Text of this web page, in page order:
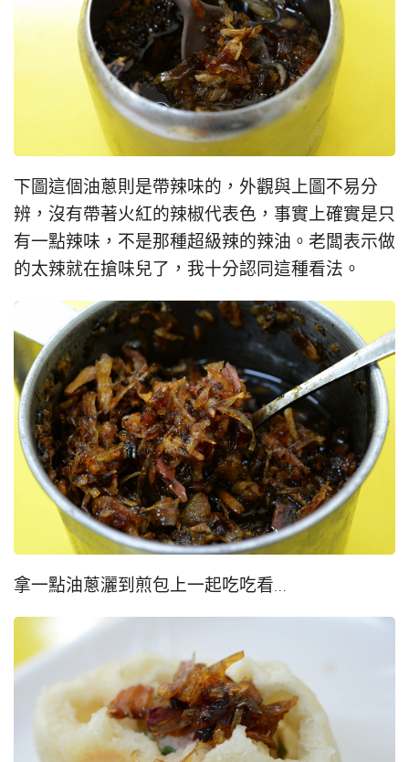
下圖這個油蔥則是帶辣味的，外觀與上圖不易分
辨，沒有帶著火紅的辣椒代表色，事實上確實是只
有一點辣味，不是那種超級辣的辣油。老闆表示做
的太辣就在搶味兒了，我十分認同這種看法。
拿一點油蔥灑到煎包上一起吃吃看…